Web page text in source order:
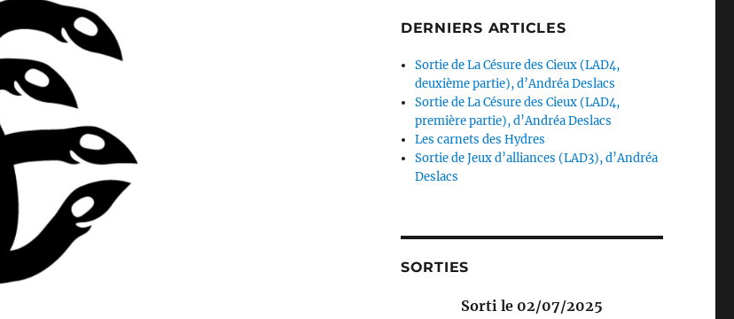
DERNIERS ARTICLES
Sortie de La Césure des Cieux (LAD4,
deuxième partie), d’Andréa Deslacs
Sortie de La Césure des Cieux (LAD4,
première partie), d’Andréa Deslacs
Les carnets des Hydres
Sortie de Jeux d’alliances (LAD3), d’Andréa
Deslacs
SORTIES
Sorti le 02/07/2025